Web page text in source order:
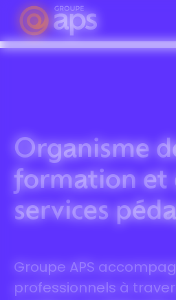
Organisme
formation et
services
Groupe APS
professionnels à
Panneau de gestion des